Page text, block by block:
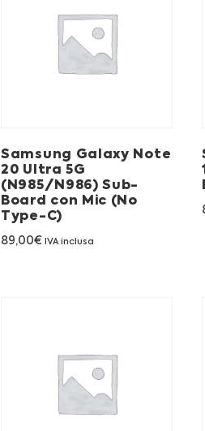
Samsung Galaxy Note
20 Ultra 5G
(N985/N986) Sub-
Board con Mic (No
Type-C)
89,00€ IVA inclusa